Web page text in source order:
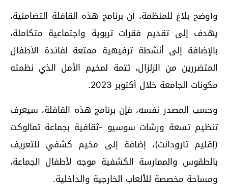
وأوضح بلاغ للمنظمة، أن برنامج هذه القافلة التضامنية،
يهدف إلى تقديم فقرات تربوية واجتماعية متكاملة،
بالإضافة إلى أنشطة ترفيهية ممتعة لفائدة الأطفال
المتضررين من الزلزال، تتمة لمخيم الأمل الذي نظمته
مكونات الجامعة خلال أكتوبر 2023.
وحسب المصدر نفسه، فإن برنامج هذه القافلة، سيعرف
تنظيم تسعة ورشات سوسيو -ثقافية بجماعة تمالوكت
(إقليم تارودانت)، إضافة إلى مخيم كشفي للتعريف
بالطقوس والممارسة الكشفية موجه لأطفال الجماعة،
ومساحة مخصصة للألعاب الخارجية والداخلية.